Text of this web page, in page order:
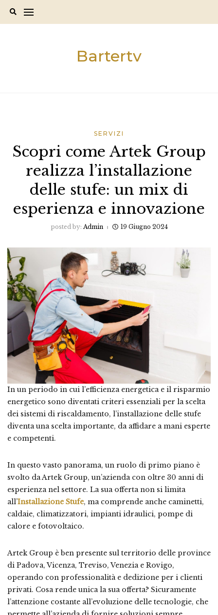
Bartertv
SERVIZI
Scopri come Artek Group
realizza l’installazione
delle stufe: un mix di
esperienza e innovazione
posted by: Admin 19 Giugno 2024
In un periodo in cui l’efficienza energetica e il risparmio
energetico sono diventati criteri essenziali per la scelta
dei sistemi di riscaldamento, l’installazione delle stufe
diventa una scelta importante, da affidare a mani esperte
e competenti.
In questo vasto panorama, un ruolo di primo piano è
svolto da Artek Group, un’azienda con oltre 30 anni di
esperienza nel settore. La sua offerta non si limita
all’Installazione Stufe, ma comprende anche caminetti,
caldaie, climatizzatori, impianti idraulici, pompe di
calore e fotovoltaico.
Artek Group è ben presente sul territorio delle province
di Padova, Vicenza, Treviso, Venezia e Rovigo,
operando con professionalità e dedizione per i clienti
privati. Cosa rende unica la sua offerta? Sicuramente
l’attenzione costante all’evoluzione delle tecnologie, che